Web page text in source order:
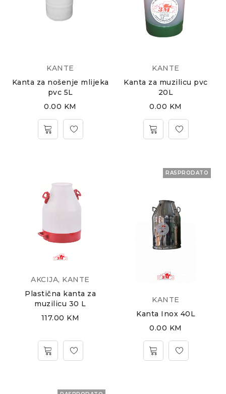
KANTE
Kanta za nošenje mlijeka
pvc 5L
0.00 KM
KANTE
Kanta za muzilicu pvc
20L
0.00 KM
AKCIJA, KANTE
Plastična kanta za
muzilicu 30 L
117.00 KM
RASPRODATO
KANTE
Kanta Inox 40L
0.00 KM